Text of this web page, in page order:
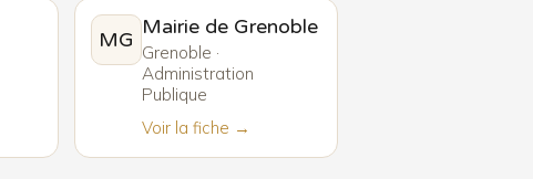
MG
Mairie de Grenoble
Grenoble ·
Administration
Publique
Voir la fiche →